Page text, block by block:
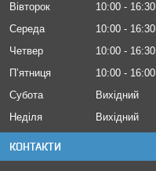
Вівторок
10:00
16:30
Середа
10:00
16:30
Четвер
10:00
16:30
Пʼятниця
10:00
16:00
Субота
Вихідний
Неділя
Вихідний
КОНТАКТИ